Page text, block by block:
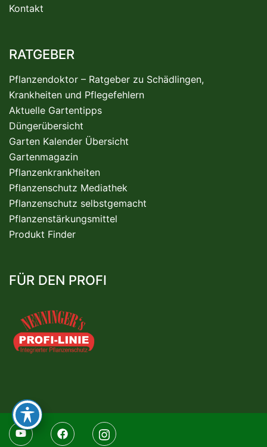
Kontakt
RATGEBER
Pflanzendoktor – Ratgeber zu Schädlingen,
Krankheiten und Pflegefehlern
Aktuelle Gartentipps
Düngerübersicht
Garten Kalender Übersicht
Gartenmagazin
Pflanzenkrankheiten
Pflanzenschutz Mediathek
Pflanzenschutz selbstgemacht
Pflanzenstärkungsmittel
Produkt Finder
FÜR DEN PROFI